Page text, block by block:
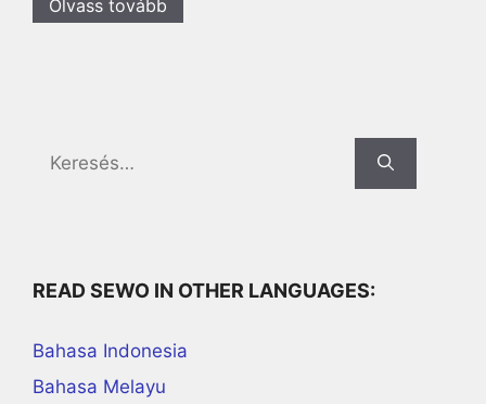
Olvass tovább
for:
READ SEWO IN OTHER LANGUAGES:
Bahasa Indonesia
Bahasa Melayu